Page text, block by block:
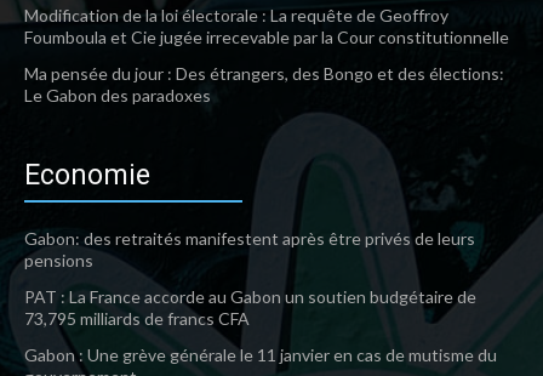
Modification de la loi électorale : La requête de Geoffroy
Foumboula et Cie jugée irrecevable par la Cour constitutionnelle
Ma pensée du jour : Des étrangers, des Bongo et des élections:
Le Gabon des paradoxes
Economie
Gabon: des retraités manifestent après être privés de leurs
pensions
PAT : La France accorde au Gabon un soutien budgétaire de
73,795 milliards de francs CFA
Gabon : Une grève générale le 11 janvier en cas de mutisme du